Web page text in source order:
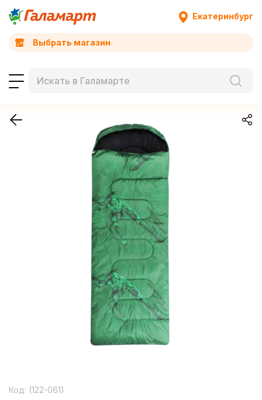
Екатеринбург
Выбрать магазин
Код: (122-061)